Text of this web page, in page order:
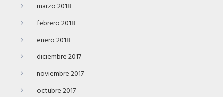
marzo 2018
febrero 2018
enero 2018
diciembre 2017
noviembre 2017
octubre 2017